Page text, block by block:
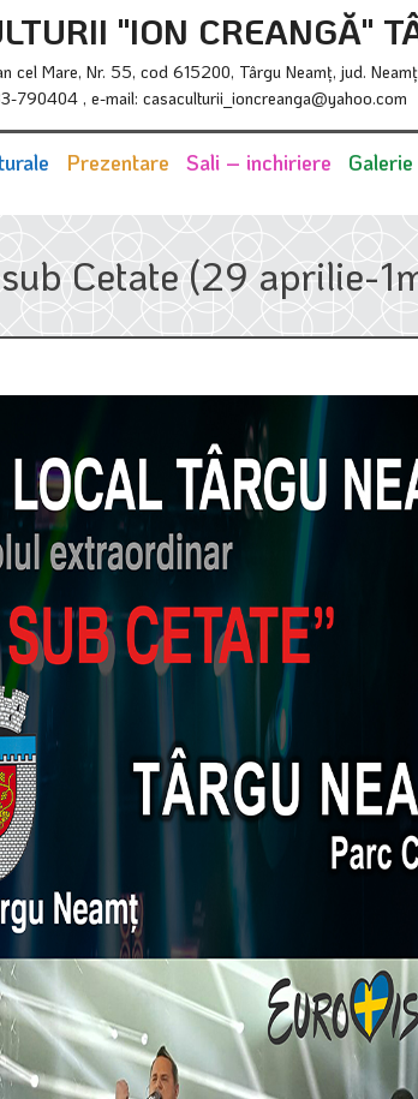
"ION CREANGĂ"
cel Mare, Nr. 55, cod 615200, Târgu Neamţ, jud.
790404 , e-mail: casaculturii_ioncreanga@yahoo.com
Prezentare Sali – inchiriere Galerie
Cetate (29 aprilie-